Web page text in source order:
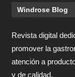
Windrose Blog
Revista digital
promover la
atención a
y de calidad.